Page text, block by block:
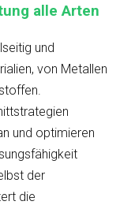
alle Arten
und
von Metallen
und optimieren
der
die